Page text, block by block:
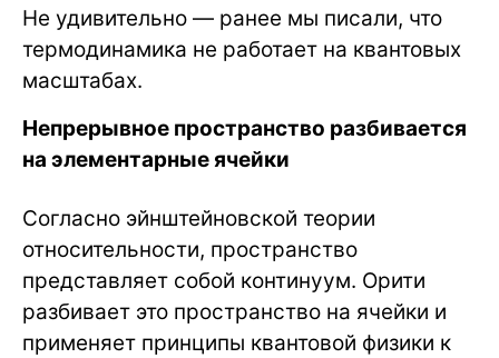
Не удивительно — ранее мы писали, что
термодинамика не работает на квантовых
масштабах.
Непрерывное пространство разбивается
на элементарные ячейки
Согласно эйнштейновской теории
относительности, пространство
представляет собой континуум. Орити
разбивает это пространство на ячейки и
применяет принципы квантовой физики к